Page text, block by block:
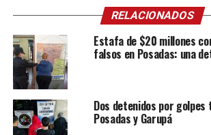
RELACIONADOS
Estafa de $20 millones
falsos en Posadas: una
Dos detenidos por
Posadas y Garupá